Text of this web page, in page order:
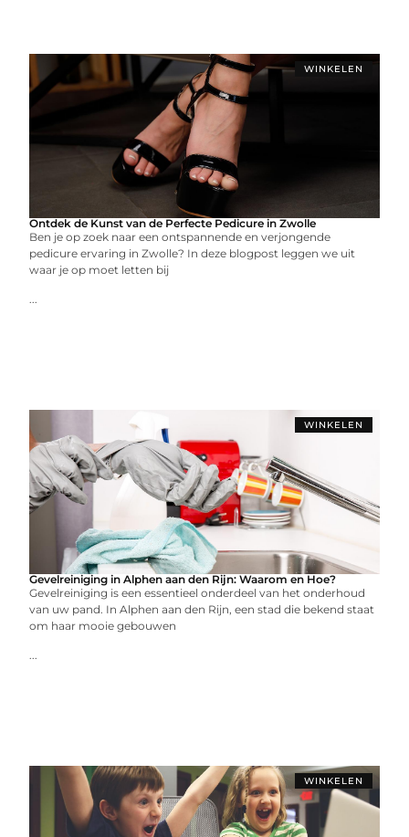
WINKELEN
Ontdek de Kunst van de Perfecte Pedicure in Zwolle
Ben je op zoek naar een ontspannende en verjongende
pedicure ervaring in Zwolle? In deze blogpost leggen we uit
waar je op moet letten bij
...
WINKELEN
Gevelreiniging in Alphen aan den Rijn: Waarom en Hoe?
Gevelreiniging is een essentieel onderdeel van het onderhoud
van uw pand. In Alphen aan den Rijn, een stad die bekend staat
om haar mooie gebouwen
...
WINKELEN